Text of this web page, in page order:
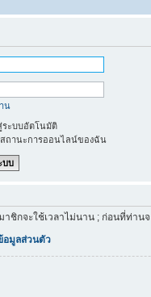
น
ระบบอัตโนมัติ
ถานะการออนไลน์ของฉัน
ชิกจะใช้เวลาไม่นาน ; ก่อนที่ท่า
อมูลส่วนตัว